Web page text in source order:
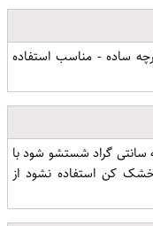
ساده - مناسب استفاده
و در دمای حداکثر 30 درجه سانتی گراد شستشو شود با
کن استفاده نشود از